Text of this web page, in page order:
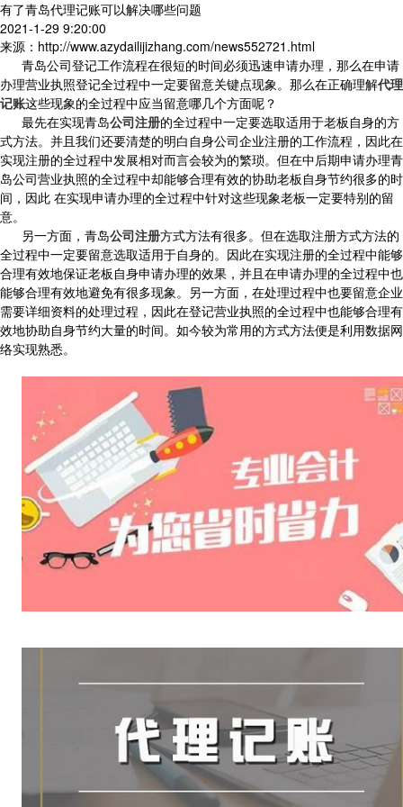
有了青岛代理记账可以解决哪些问题
2021-1-29 9:20:00
来源：http://www.azydailijizhang.com/news552721.html
青岛公司登记工作流程在很短的时间必须迅速申请办理，那么在申请
办理营业执照登记全过程中一定要留意关键点现象。那么在正确理解代理
记账这些现象的全过程中应当留意哪几个方面呢？
最先在实现青岛公司注册的全过程中一定要选取适用于老板自身的方
式方法。并且我们还要清楚的明白自身公司企业注册的工作流程，因此在
实现注册的全过程中发展相对而言会较为的繁琐。但在中后期申请办理青
岛公司营业执照的全过程中却能够合理有效的协助老板自身节约很多的时
间，因此 在实现申请办理的全过程中针对这些现象老板一定要特别的留
意。
另一方面，青岛公司注册方式方法有很多。但在选取注册方式方法的
全过程中一定要留意选取适用于自身的。因此在实现注册的全过程中能够
合理有效地保证老板自身申请办理的效果，并且在申请办理的全过程中也
能够合理有效地避免有很多现象。另一方面，在处理过程中也要留意企业
需要详细资料的处理过程，因此在登记营业执照的全过程中也能够合理有
效地协助自身节约大量的时间。如今较为常用的方式方法便是利用数据网
络实现熟悉。